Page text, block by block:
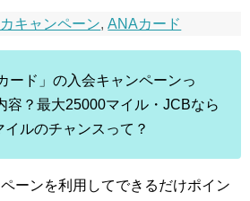
キャンペーン,ANAカード
ード」の入会キャンペーンっ
容？最大25000マイル・JCBなら
ルのチャンスって？
ーンを利用してできるだけポイン